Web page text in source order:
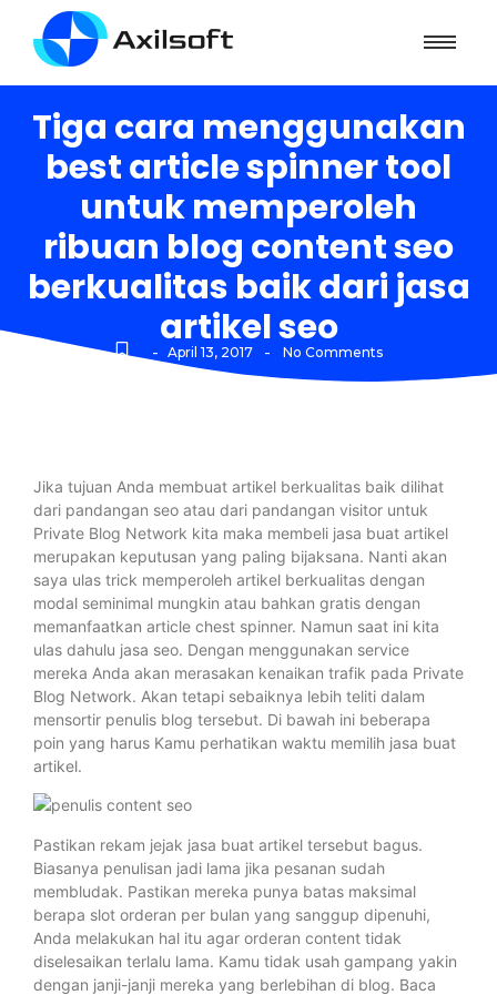
Tiga cara menggunakan
best article spinner tool
untuk memperoleh
ribuan blog content seo
berkualitas baik dari jasa
artikel seo
- April 13, 2017 - No Comments
Jika tujuan Anda membuat artikel berkualitas baik dilihat
dari pandangan seo atau dari pandangan visitor untuk
Private Blog Network kita maka membeli jasa buat artikel
merupakan keputusan yang paling bijaksana. Nanti akan
saya ulas trick memperoleh artikel berkualitas dengan
modal seminimal mungkin atau bahkan gratis dengan
memanfaatkan article chest spinner. Namun saat ini kita
ulas dahulu jasa seo. Dengan menggunakan service
mereka Anda akan merasakan kenaikan trafik pada Private
Blog Network. Akan tetapi sebaiknya lebih teliti dalam
mensortir penulis blog tersebut. Di bawah ini beberapa
poin yang harus Kamu perhatikan waktu memilih jasa buat
artikel.
Pastikan rekam jejak jasa buat artikel tersebut bagus.
Biasanya penulisan jadi lama jika pesanan sudah
membludak. Pastikan mereka punya batas maksimal
berapa slot orderan per bulan yang sanggup dipenuhi,
Anda melakukan hal itu agar orderan content tidak
diselesaikan terlalu lama. Kamu tidak usah gampang yakin
dengan janji-janji mereka yang berlebihan di blog. Baca